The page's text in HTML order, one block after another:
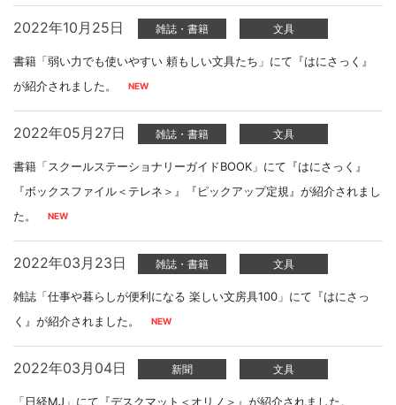
2022年10月25日 雑誌・書籍 文具
書籍「弱い力でも使いやすい 頼もしい文具たち」にて『はにさっく』
が紹介されました。
2022年05月27日 雑誌・書籍 文具
書籍「スクールステーショナリーガイドBOOK」にて『はにさっく』
『ボックスファイル＜テレネ＞』『ピックアップ定規』が紹介されまし
た。
2022年03月23日 雑誌・書籍 文具
雑誌「仕事や暮らしが便利になる 楽しい文房具100」にて『はにさっ
く』が紹介されました。
2022年03月04日 新聞 文具
「日経MJ」にて『デスクマット＜オリノ＞』が紹介されました。